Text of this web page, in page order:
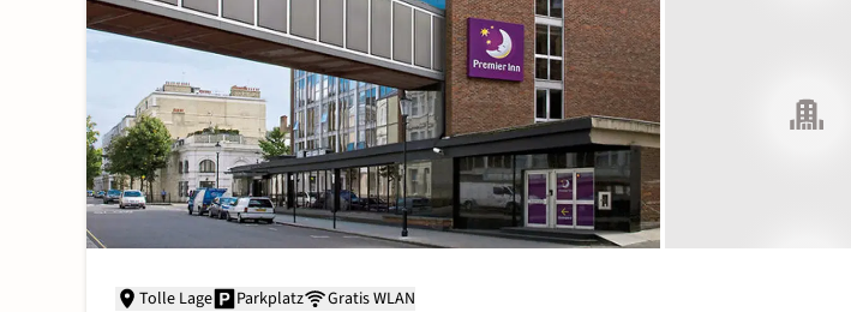
Tolle Lage Parkplatz Gratis WLAN